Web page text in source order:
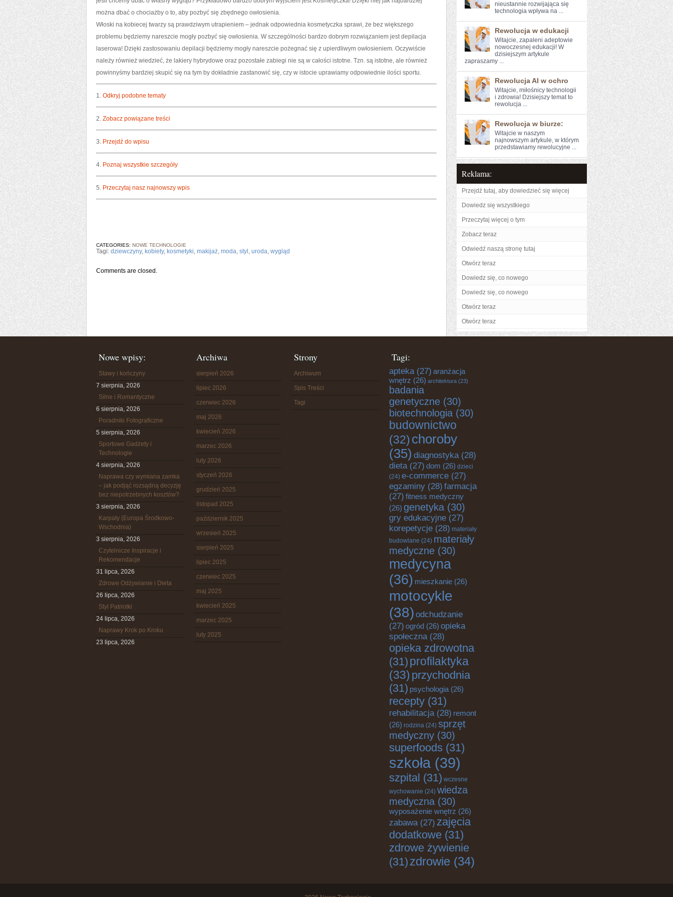
można dbać o chociażby o to, aby pozbyć się zbędnego owłosienia.
Włoski na kobiecej twarzy są prawdziwym utrapieniem – jednak odpowiednia kosmetyczka sprawi, że bez większego
problemu będziemy nareszcie mogły pozbyć się owłosienia. W szczególności bardzo dobrym rozwiązaniem jest depilacja
laserowa! Dzięki zastosowaniu depilacji będziemy mogły nareszcie pożegnać się z upierdliwym owłosieniem. Oczywiście
należy również wiedzieć, że lakiery hybrydowe oraz pozostałe zabiegi nie są w całości istotne. Tzn. są istotne, ale również
powinnyśmy bardziej skupić się na tym by dokładnie zastanowić się, czy w istocie uprawiamy odpowiednie ilości sportu.
1. Odkryj podobne tematy
2. Zobacz powiązane treści
3. Przejdź do wpisu
4. Poznaj wszystkie szczegóły
5. Przeczytaj nasz najnowszy wpis
CATEGORIES: NOWE TECHNOLOGIE
Tagi: dziewczyny, kobiety, kosmetyki, makijaż, moda, styl , uroda, wygląd
Comments are closed.
nieustannie rozwijająca się
technologia wpływa na ...
Rewolucja w edukacji
Witajcie, zapaleni adeptowie
nowoczesnej edukacji! W
dzisiejszym artykule
zapraszamy ...
Rewolucja AI w ochro
Witajcie, miłośnicy technologii
i zdrowia! ⁤Dzisiejszy temat to
rewolucja ...
Rewolucja w biurze:
Witajcie w ​naszym
najnowszym artykule, w którym​
przedstawiamy rewolucyjne ...
Reklama:
Przejdź tutaj, aby dowiedzieć się więcej
Dowiedz się wszystkiego
Przeczytaj więcej o tym
Zobacz teraz
Odwiedź naszą stronę tutaj
Otwórz teraz
Dowiedz się, co nowego
Dowiedz się, co nowego
Otwórz teraz
Otwórz teraz
Nowe wpisy:
Stawy i kończyny
7 sierpnia, 2026
Silne i Romantyczne
6 sierpnia, 2026
Poradniki Fotograficzne
5 sierpnia, 2026
Sportowe Gadżety i
Technologie
4 sierpnia, 2026
Naprawa czy wymiana zamka
– jak podjąć rozsądną decyzję
bez niepotrzebnych kosztów?
3 sierpnia, 2026
Karpaty (Europa Środkowo-
Wschodnia)
3 sierpnia, 2026
Czytelnicze Inspiracje i
Rekomendacje
31 lipca, 2026
Zdrowe Odżywianie i Dieta
26 lipca, 2026
Styl Patriotki
24 lipca, 2026
Naprawy Krok po Kroku
23 lipca, 2026
Archiwa
sierpień 2026
lipiec 2026
czerwiec 2026
maj 2026
kwiecień 2026
marzec 2026
luty 2026
styczeń 2026
grudzień 2025
listopad 2025
październik 2025
wrzesień 2025
sierpień 2025
lipiec 2025
czerwiec 2025
maj 2025
kwiecień 2025
marzec 2025
luty 2025
Strony
Archiwum
Spis Treści
Tagi
Tagi:
apteka(27) aranżacja
wnętrz (26) architektura (23)
badania
genetyczne (30)
biotechnologia (30)
budownictwo
(32) choroby
(35) diagnostyka(28)
dieta(27) dom (26) dzieci
(24) e-commerce (27)
egzaminy (28) farmacja
(27) fitness medyczny
(26) genetyka (30)
gry edukacyjne (27)
korepetycje (28) materiały
budowlane (24) materiały
medyczne (30)
medycyna
(36) mieszkanie (26)
motocykle
(38) odchudzanie
(27) ogród (26) opieka
społeczna(28)
opieka zdrowotna
(31) profilaktyka
(33) przychodnia
(31) psychologia (26)
recepty (31)
rehabilitacja(28) remont
(26) rodzina (24) sprzęt
medyczny (30)
superfoods (31)
szkoła (39)
szpital (31) wczesne
wychowanie (24) wiedza
medyczna (30)
wyposażenie wnętrz (26)
zabawa(27) zajęcia
dodatkowe (31)
zdrowe żywienie
(31) zdrowie (34)